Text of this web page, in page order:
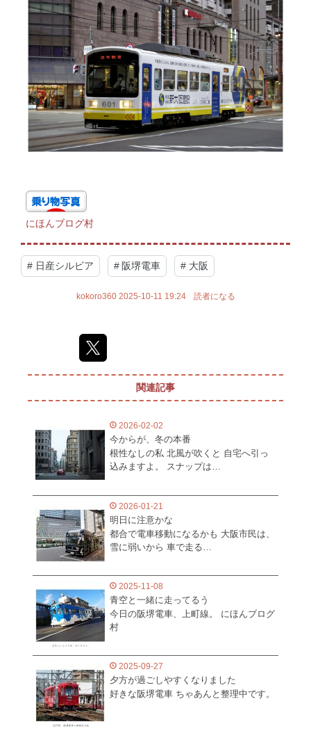
にほんブログ村
# 日産シルビア # 阪堺電車 # 大阪
kokoro360 2025-10-11 19:24 読者になる
関連記事
2026-02-02
今からが、冬の本番
根性なしの私 北風が吹くと 自宅へ引っ
込みますよ。 スナップは…
2026-01-21
明日に注意かな
都合で電車移動になるかも 大阪市民は、
雪に弱いから 車で走る…
2025-11-08
青空と一緒に走ってるう
今日の阪堺電車、上町線。 にほんブログ
村
2025-09-27
夕方が過ごしやすくなりました
好きな阪堺電車 ちゃあんと整理中です。